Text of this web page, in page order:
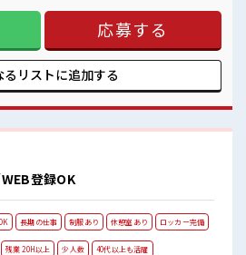
人や家族との予定も合わせやすい♪
！ ≪機能的な制服アリ≫ 制服があるので、
解消♪ ≪初めての仕事だけど自分にもでき
にチャレンジするのは不安だけど、 しっか
ています！ イチからスキルUP・ステップ
ましょう！ ≪自分に向いている仕事が探せる
があれば、 担当がしっかりサポートします！
ぴったり☆ ロッカー付き職場♪ 程よく残業
土日祝日なので友人や家族との予定も合わせ
応募する
るリストに追加する
登録OK
長期の仕事 制服あり 休憩室あり ロッカー完備
残業 20H以上 少人数 40代以上も活躍